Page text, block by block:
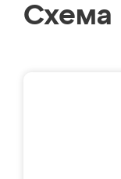
Схема